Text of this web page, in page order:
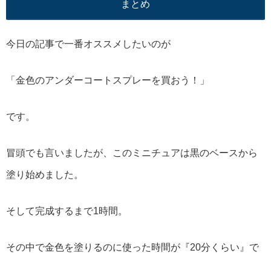
まとめ
今日の記事で一番オススメしたいのが
「金色のアンダーコートスプレーを買おう！」
です。
冒頭でも言いましたが、このミニチュアは黒のベースから
塗り始めました。
そして完成するまで1時間。
その中で金色を塗りるのに使った時間が『20分くらい』で